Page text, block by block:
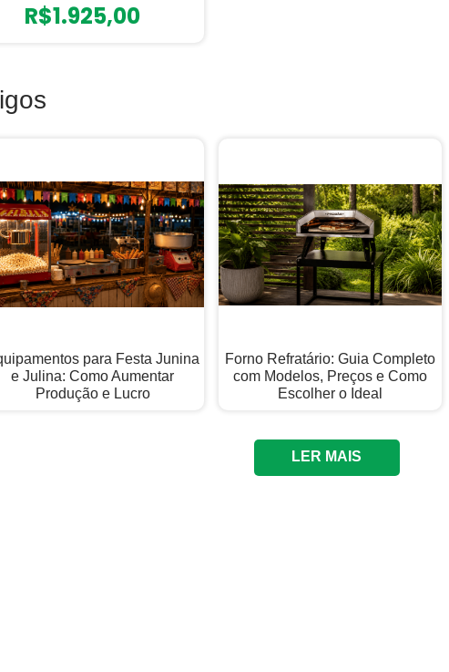
R$1.925,00
para Festa Junina
e Julina: Como Aumentar
Produção e Lucro
Forno Refratário: Guia Completo
com Modelos, Preços e Como
Escolher o Ideal
LER MAIS